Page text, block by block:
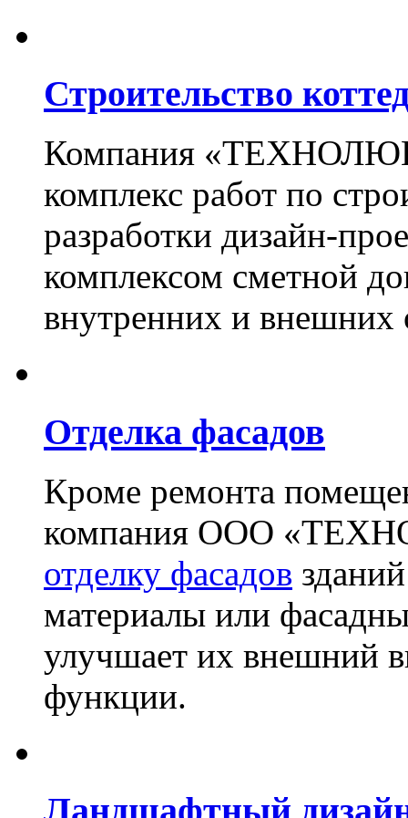
Строительство
Компания
комплекс работ по
разработки дизайн-
комплексом сметной
внутренних и внешних
Отделка фасадов
Кроме ремонта
компания ООО
отделку фасадов
материалы или
улучшает их внешний
функции.